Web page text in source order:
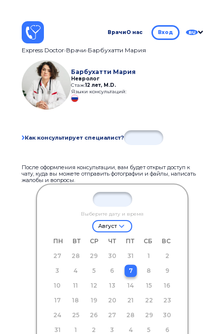
ВрачиО нас Вход RU
Express Doctor Врачи Барбухатти Мария
Барбухатти Мария
Невролог
Стаж:12 лет, M.D.
Языки консультаций:
Как консультирует специалист?
После оформления консультации, вам будет открыт доступ к
чату, куда вы можете отправить фотографии и файлы, написать
жалобы и вопросы.
Выберите дату и время
Август
ПН ВТ СР ЧТ ПТ СБ
ВС
27
28 29 30 31 1
2
3
4 5 6 7 8
9
10
11 12 13 14 15
16
17
18 19 20 21 22
23
24
25 26 27 28 29
30
31
1 2 3 4 5 6